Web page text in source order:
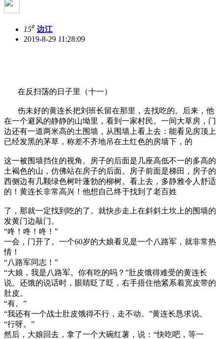
15# 边江
2019-8-29 11:28:09
在反扫荡的日子里（十一）
伤未好的黄连长把刘班长留在那里，去找吃的。后来，他
在一个避风的静静的山坳里，看到一家村民。一间大草房，门
边还有一道两米高的土围墙，从围墙上看上去：能看见房顶上
已经发黑的茅草，称差不齐地吊在土红色的房墙下，的
这一被围墙挡住的视角。房子的后面是几座高低不一的多高的
土褐色的山，仿佛站在房子的后面。房子前面是梯田，房子的
西侧边有几颗绿色树叶蓬勃的柳树。看上去，多静雅令人舒适
的！黄连长非常高兴！他想自己终于找到了老百姓
了，那就一定找到吃的了。就快步走上在斜斜土坎上的围墙的
发黄门边敲门。
“咚！咚！咚！”
一会，门开了。一个60岁的大娘看见是一个八路军，就非常热
情！
“八路军同志！”
“大娘，我是八路军。你有吃的吗？”肚皮饿得难受的黄连长
说。还饿的说话时，眼睛眨了眨，右手捂住他紧系着宽皮带的
肚皮。
“有。”
“我还有一个战士肚皮饿得不行，走不动。”黄连长恳求说。
“行呀。”
然后，大娘回去，拿了一个大碗红薯，说：“快吃吧，等一